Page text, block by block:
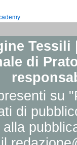
di
su
di